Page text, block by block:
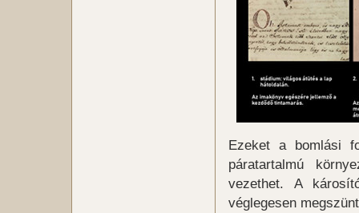
Ezeket a bomlási
páratartalmú
vezethet. A
véglegesen